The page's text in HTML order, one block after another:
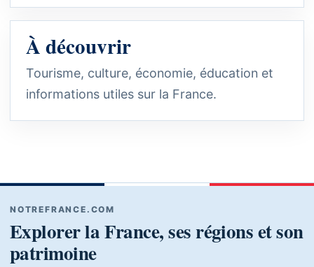
À découvrir
Tourisme, culture, économie, éducation et
informations utiles sur la France.
NOTREFRANCE.COM
Explorer la France, ses régions et son
patrimoine